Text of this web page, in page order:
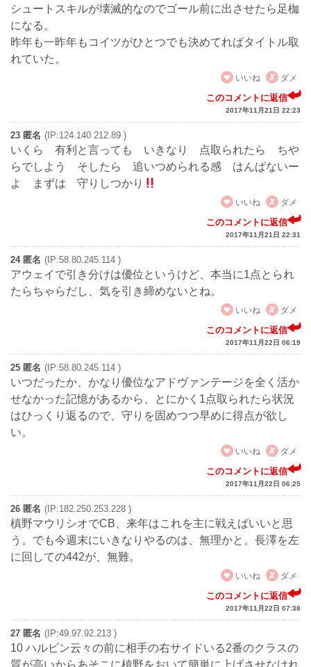
シュートスキルが壊滅的なのでゴール前に出させたら足枷
になる。
昨年も一昨年もコイツがひとつでも決めてればタイトル取
れていた。
いいね
ダメ
このコメントに返信
2017年11月21日 22:23
23 匿名 (IP:124.140.212.89 )
いくら 有利と言っても いきなり 点取られたら ちや
らでしよう そしたら 追いつめられる感 はんぱないー
よ まずは 守りしつかり
いいね
ダメ
このコメントに返信
2017年11月21日 22:31
24 匿名 (IP:58.80.245.114 )
アウェイで引き分けは優位というけど、本当に1点とられ
たらちゃらだし、気を引き締めないとね。
いいね
ダメ
このコメントに返信
2017年11月22日 06:19
25 匿名 (IP:58.80.245.114 )
いつだったか、かなり優位なアドヴァンテージを全く活か
せなかった記憶があるから、とにかく1点取られたら状況
はひっくり返るので、守りを固めつつ早めに得点が欲し
い。
いいね
ダメ
このコメントに返信
2017年11月22日 06:25
26 匿名 (IP:182.250.253.228 )
槙野マウリシオでCB、来年はこれを主に戦えばいいと思
う。でも今週末にいきなりやるのは、無理かと。長澤を左
に回しての442が、無難。
いいね
ダメ
このコメントに返信
2017年11月22日 07:38
27 匿名 (IP:49.97.92.213 )
10 ハルビン云々の前に相手の右サイドいる2番のクラスの
質が高いからあそこに槙野をおいて簡単に上げさせなけれ